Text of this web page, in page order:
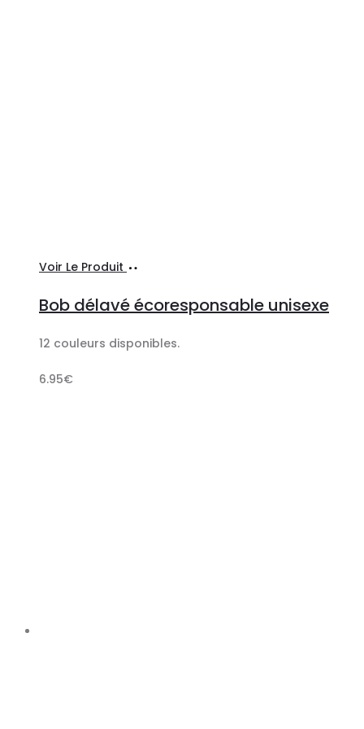
Voir Le Produit
options
Bob délavé écoresponsable unisexe
12 couleurs disponibles.
6.95€